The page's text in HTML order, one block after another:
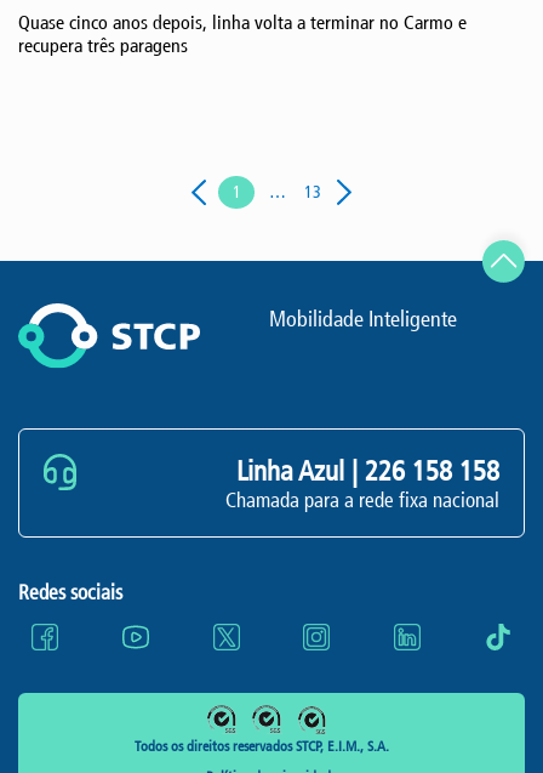
Quase cinco anos depois, linha volta a terminar no Carmo e
recupera três paragens
1 … 13 Next
Mobilidade Inteligente
Linha Azul | 226 158 158
Chamada para a rede fixa nacional
Redes sociais
Todos os direitos reservados STCP, E.I.M., S.A.